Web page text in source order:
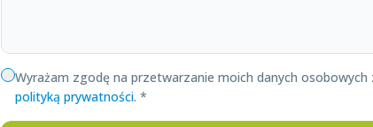
Wyrażam zgodę na przetwarzanie moich danych osobowych
polityką prywatności. *